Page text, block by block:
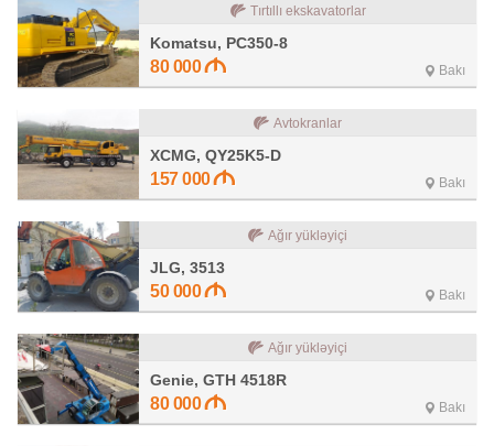
Tırtıllı ekskavatorlar
Komatsu, PC350-8
80 000 Bakı
Avtokranlar
XCMG, QY25K5-D
157 000 Bakı
Ağır yükləyiçi
JLG, 3513
50 000 Bakı
Ağır yükləyiçi
Genie, GTH 4518R
80 000 Bakı